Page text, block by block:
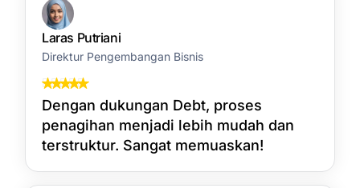
Laras Putriani
Direktur Pengembangan Bisnis
Dengan dukungan Debt, proses
penagihan menjadi lebih mudah dan
terstruktur. Sangat memuaskan!